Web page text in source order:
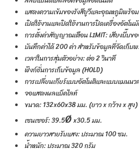
แสดงความเข้มของรังสียูวีและอุณหภูมิพร้อ
เปิดใช้งานและปิดใช้งานการปิดเครื่องอัตโน
การตั้งค่าสัญญาณเตือน LIMIT: เสียงบี๊บขอ
บันทึกค่าได้ 200 ค่า สำหรับข้อมูลที่จัดเก็
เวลาในการสุ่มตัวอย่าง: ต่อ 2 วินาที
ฟังก์ชั่นการเก็บข้อมูล (HOLD)
การเปลี่ยนเกียร์แบบอัตโนติและแบบแมนนว
จอแสดงผลแบ็คไลท์
ขนาด: 132x60x38 มม. (ยาว x กว้าง x สูง)
เซนเซอร์: 39.5Øx30.5 มม.
ความยาวสายรับแสง: ประมาณ 100 ซม.
น้ำหนัก: ประมาณ 320 กรัม